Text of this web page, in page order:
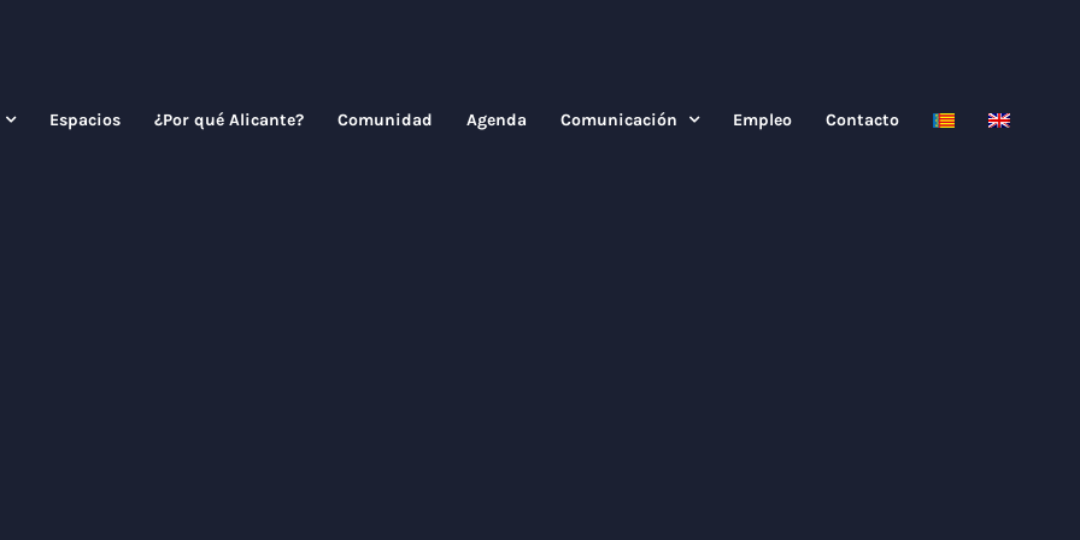
Espacios ¿Por qué Alicante? Comunidad Agenda Comunicación Empleo Contacto